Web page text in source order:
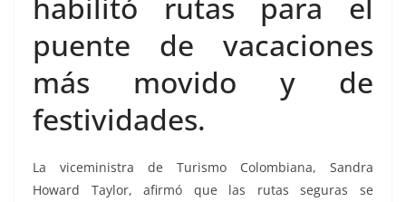
puente de vacaciones
más movido y de
festividades.
La viceministra de Turismo Colombiana, Sandra
Howard Taylor, afirmó que las rutas seguras se